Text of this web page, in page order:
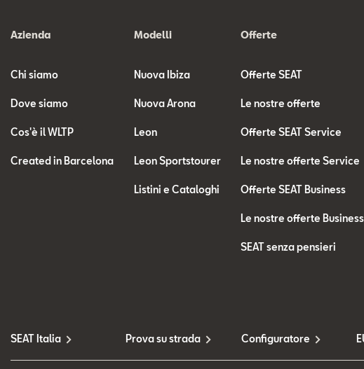
Azienda
Chi siamo
Dove siamo
Cos'è il WLTP
Created in Barcelona
Modelli
Nuova Ibiza
Nuova Arona
Leon
Leon Sportstourer
Listini e Cataloghi
Offerte
Offerte SEAT
Le nostre offerte
Offerte SEAT Service
Le nostre offerte Service
Offerte SEAT Business
Le nostre offerte Business
SEAT senza pensieri
SEAT Italia Prova su strada Configuratore